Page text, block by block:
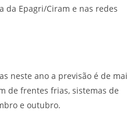
da Epagri/Ciram e nas redes
neste ano a previsão é de
de frentes frias, sistemas de
e outubro.